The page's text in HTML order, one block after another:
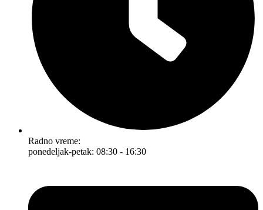
Radno vreme:
ponedeljak-petak: 08:30 - 16:30